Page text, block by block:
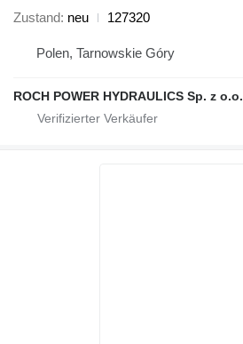
Zustand neu 127320
Polen, Tarnowskie Góry
ROCH POWER HYDRAULICS Sp. z o.o.